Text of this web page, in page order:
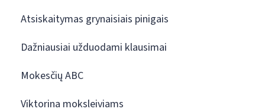
Atsiskaitymas grynaisiais pinigais
Dažniausiai užduodami klausimai
Mokesčių ABC
Viktorina moksleiviams